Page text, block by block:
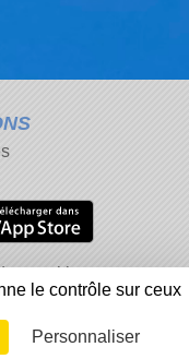
cookies
inapproprié
Connexion
le contrôle sur ceux
Personnaliser